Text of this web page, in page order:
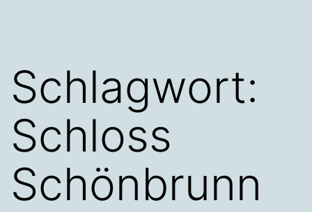
Schlagwort:
Schloss
Schönbrunn